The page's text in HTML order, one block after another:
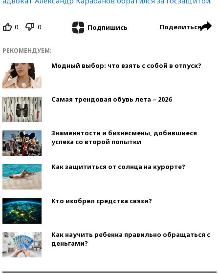
0 0 Подпишись Поделиться
РЕКОМЕНДУЕМ:
Модный выбор: что взять с собой в отпуск?
Самая трендовая обувь лета – 2026
Знаменитости и бизнесмены, добившиеся
успеха со второй попытки
Как защититься от солнца на курорте?
Кто изобрел средства связи?
Как научить ребенка правильно обращаться с
деньгами?